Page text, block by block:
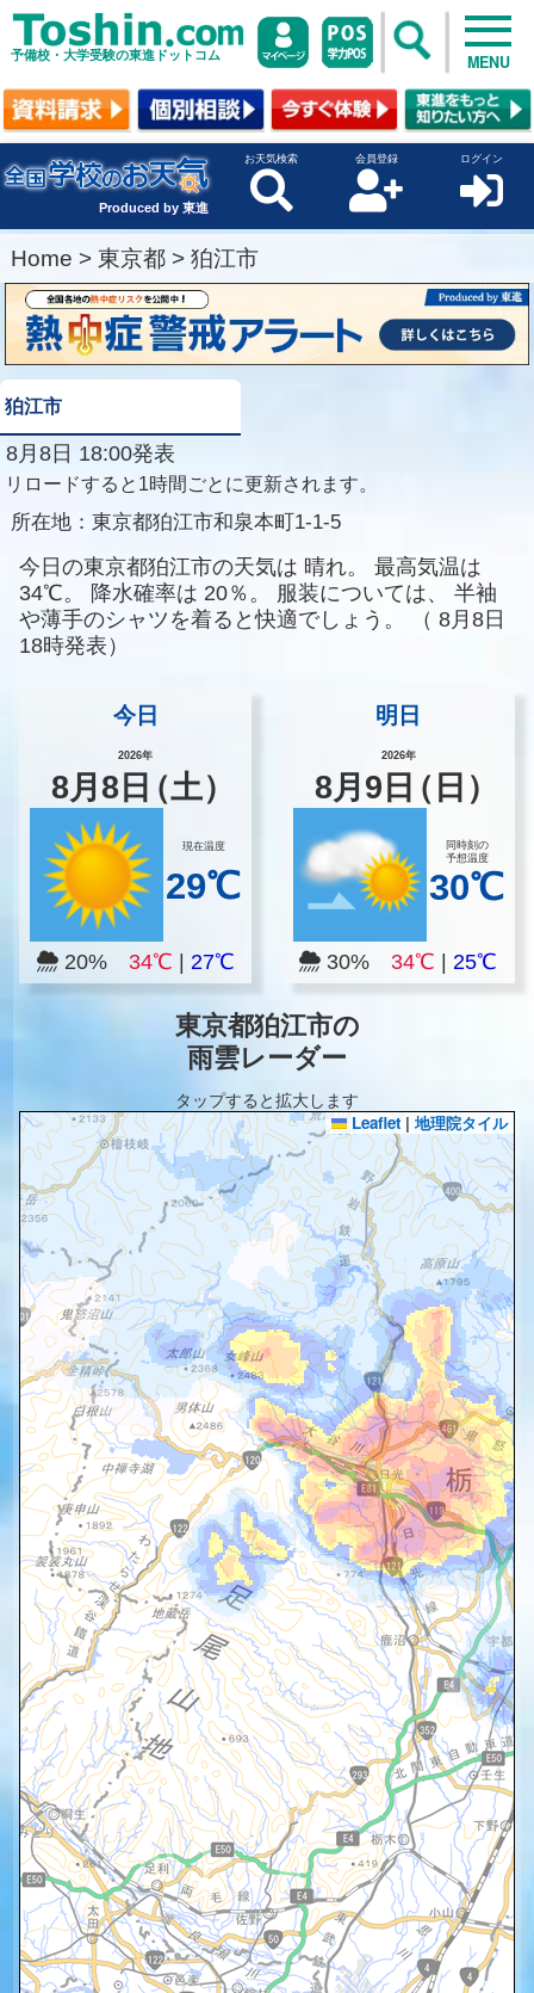
予備校・大学受験の東進ドットコム MENU
Produced by 東進
お天気検索 会員登録 ログイン
Home > 東京都 > 狛江市
狛江市
8月8日 18:00発表
リロードすると1時間ごとに更新されます。
所在地： 東京都狛江市和泉本町1-1-5
今日の東京都狛江市の天気は 晴れ。
最高気温は
34℃。
降水確率は 20％。 服装については、
半袖
や薄手のシャツを着ると快適でしょう。
（ 8月8日
18時発表）
今日
2026年
8月8 日（土）
現在温度
29℃
20% 34℃ 27℃
明日
2026年
8月 9 日（日）
同時刻の
予想温度
30℃
30%34℃ |25℃
東京都狛江市の
雨雲レーダー
タップすると拡大します
Leaflet | 地理院タイル